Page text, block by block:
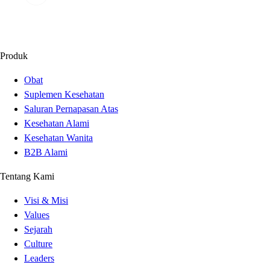
Produk
Obat
Suplemen Kesehatan
Saluran Pernapasan Atas
Kesehatan Alami
Kesehatan Wanita
B2B Alami
Tentang Kami
Visi & Misi
Values
Sejarah
Culture
Leaders